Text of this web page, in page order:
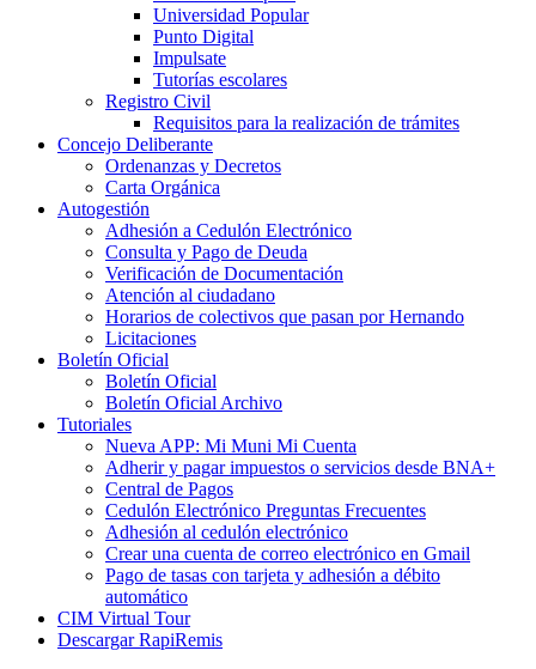
Universidad Popular
Punto Digital
Impulsate
Tutorías escolares
Registro Civil
Requisitos para la realización de trámites
Concejo Deliberante
Ordenanzas y Decretos
Carta Orgánica
Autogestión
Adhesión a Cedulón Electrónico
Consulta y Pago de Deuda
Verificación de Documentación
Atención al ciudadano
Horarios de colectivos que pasan por Hernando
Licitaciones
Boletín Oficial
Boletín Oficial
Boletín Oficial Archivo
Tutoriales
Nueva APP: Mi Muni Mi Cuenta
Adherir y pagar impuestos o servicios desde BNA+
Central de Pagos
Cedulón Electrónico Preguntas Frecuentes
Adhesión al cedulón electrónico
Crear una cuenta de correo electrónico en Gmail
Pago de tasas con tarjeta y adhesión a débito
automático
CIM Virtual Tour
Descargar RapiRemis